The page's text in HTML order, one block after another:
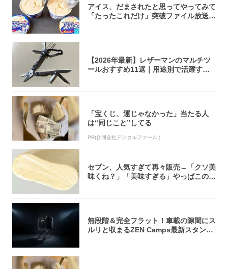
アイス、だまされたと思ってやってみて
「たったこれだけ」突破ファイル放送で
【2026年最新】レザーマンのマルチツ
ールおすすめ11選｜用途別で活躍する
「宝くじ、運じゃなかった」当たる人
は“同じこと”してる
PR(合同会社デジタルファーム )
セブン、人気すぎて再々販売→「クソ美
味くね？」「美味すぎる」やっぱこのク
無段階＆完全フラット！車載の隙間にス
ルリと収まるZEN Camps最新スタンド